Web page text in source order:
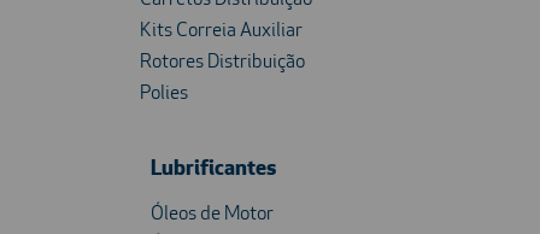
Kits Correia Auxiliar
Rotores Distribuição
Polies
Lubrificantes
Óleos de Motor